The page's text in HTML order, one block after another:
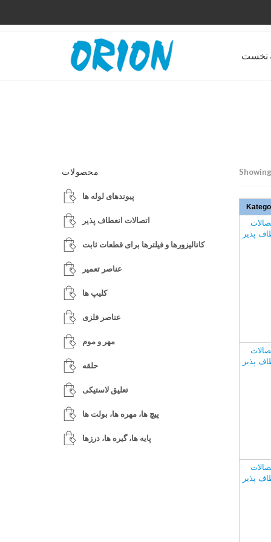
نخست
پذیر
پذیر
پذیر
محصولات
پیوندهای لوله ها
اتصالات انعطاف پذیر
کاتالیزورها و فیلترها برای قطعات ثابت
عناصر تعمیر
کلیپ ها
عناصر فلزی
مهر و موم
حلقه
تعلیق لاستیکی
پیچ ها، مهره ها، بولت ها
پایه ها، گیره ها، درزها